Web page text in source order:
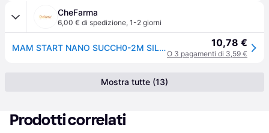
CheFarma
6,00 € di spedizione, 1-2 giorni
MAM START NANO SUCCH0-2M SIL M 10,78 €
O 3 pagamenti di 3,59 €
Mostra tutte (13)
Prodotti correlati